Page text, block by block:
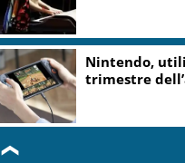
Nintendo,
trimestre
❮